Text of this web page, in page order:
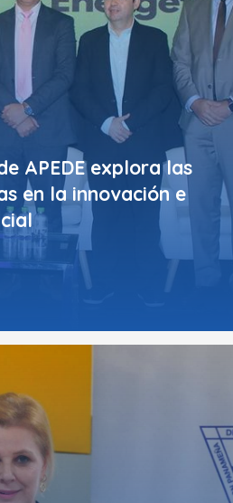
APEDE explora las
en la innovación e